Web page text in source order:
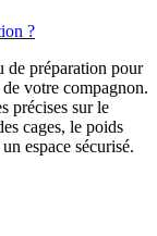
?
de préparation pour
votre compagnon.
précises sur le
cages, le poids
espace sécurisé.